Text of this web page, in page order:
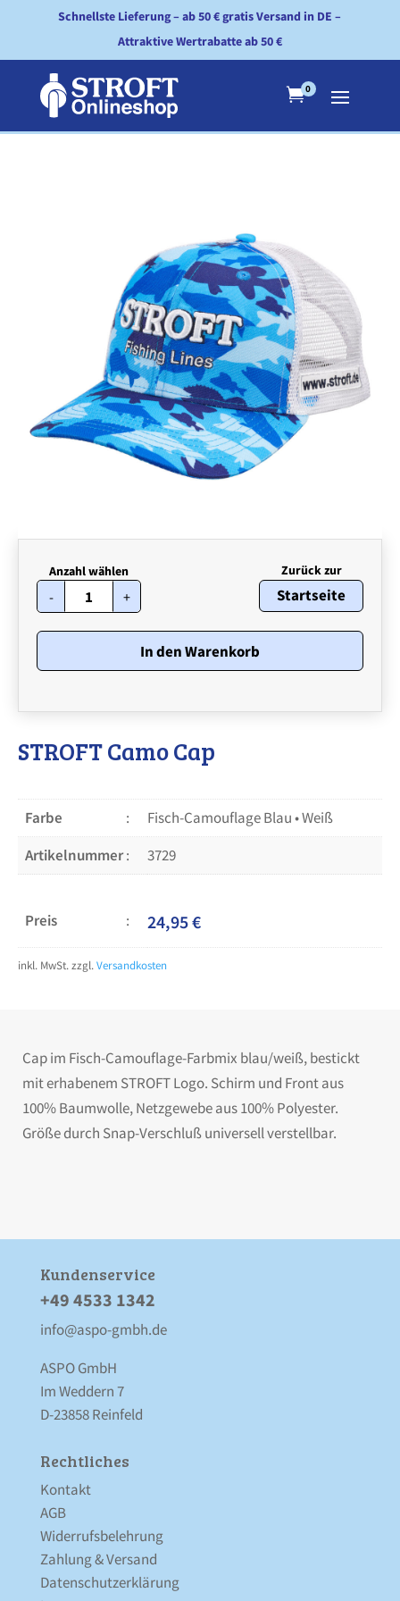
Schnellste Lieferung – ab 50 € gratis Versand in DE –
Attraktive Wertrabatte ab 50 €
0
- STROFT
Camo
Cap
Menge
+ Startseite
In den Warenkorb
STROFT Camo Cap
Farbe
Fisch-Camouflage Blau • Weiß
Artikelnummer
3729
Preis 24,95€
inkl. MwSt. zzgl. Versandkosten
Cap im Fisch-Camouflage-Farbmix blau/weiß, bestickt
mit erhabenem STROFT Logo. Schirm und Front aus
100% Baumwolle, Netzgewebe aus 100% Polyester.
Größe durch Snap-Verschluß universell verstellbar.
Kunden­service
+49 4533 1342
info@aspo-gmbh.de
ASPO GmbH
Im Weddern 7
D-23858 Reinfeld
Rechtliches
Kontakt
AGB
Widerrufsbelehrung
Zahlung & Versand
Datenschutz­erklärung